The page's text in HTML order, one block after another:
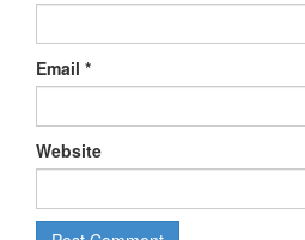
Email *
Website